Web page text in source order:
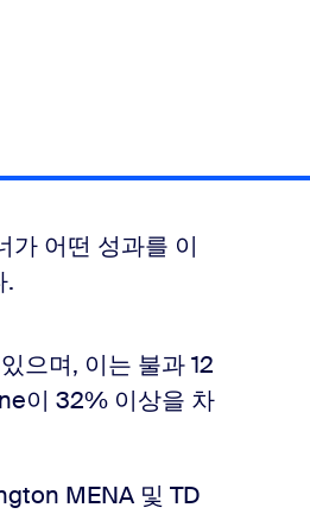
가 어떤 성과를 이
.
으며, 이는 불과 12
이 32% 이상을 차
MENA 및 TD